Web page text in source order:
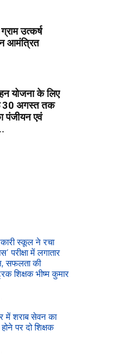
उत्कर्ष
आमंत्रित
योजना के लिए
30 अगस्त तक
पंजीयन एवं
स्कूल ने रचा
परीक्षा में लगातार
सफलता की
शिक्षक भीष्म कुमार
में शराब सेवन का
पर दो शिक्षक